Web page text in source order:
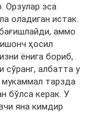
Орзулар эса
оладиган истак.
аммо
ҳосил
ёнига бориб,
сўранг, албатта у
мукаммал тарзда
бўлса керак. У
яна кимдир